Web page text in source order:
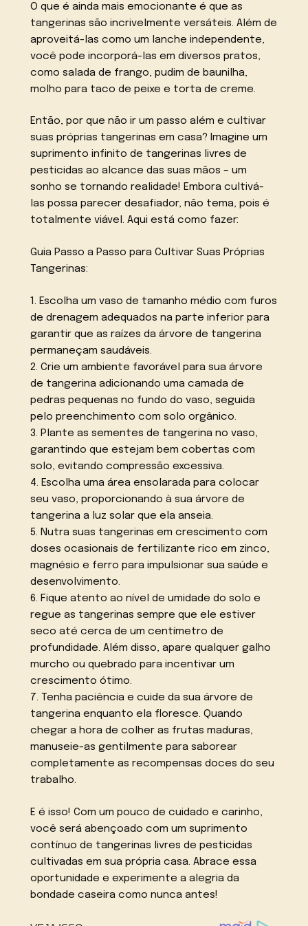
O que é ainda mais emocionante é que as
tangerinas são incrivelmente versáteis. Além de
aproveitá-las como um lanche independente,
você pode incorporá-las em diversos pratos,
como salada de frango, pudim de baunilha,
molho para taco de peixe e torta de creme.
Então, por que não ir um passo além e cultivar
suas próprias tangerinas em casa? Imagine um
suprimento infinito de tangerinas livres de
pesticidas ao alcance das suas mãos – um
sonho se tornando realidade! Embora cultivá-
las possa parecer desafiador, não tema, pois é
totalmente viável. Aqui está como fazer:
Guia Passo a Passo para Cultivar Suas Próprias
Tangerinas:
1. Escolha um vaso de tamanho médio com furos
de drenagem adequados na parte inferior para
garantir que as raízes da árvore de tangerina
permaneçam saudáveis.
2. Crie um ambiente favorável para sua árvore
de tangerina adicionando uma camada de
pedras pequenas no fundo do vaso, seguida
pelo preenchimento com solo orgânico.
3. Plante as sementes de tangerina no vaso,
garantindo que estejam bem cobertas com
solo, evitando compressão excessiva.
4. Escolha uma área ensolarada para colocar
seu vaso, proporcionando à sua árvore de
tangerina a luz solar que ela anseia.
5. Nutra suas tangerinas em crescimento com
doses ocasionais de fertilizante rico em zinco,
magnésio e ferro para impulsionar sua saúde e
desenvolvimento.
6. Fique atento ao nível de umidade do solo e
regue as tangerinas sempre que ele estiver
seco até cerca de um centímetro de
profundidade. Além disso, apare qualquer galho
murcho ou quebrado para incentivar um
crescimento ótimo.
7. Tenha paciência e cuide da sua árvore de
tangerina enquanto ela floresce. Quando
chegar a hora de colher as frutas maduras,
manuseie-as gentilmente para saborear
completamente as recompensas doces do seu
trabalho.
E é isso! Com um pouco de cuidado e carinho,
você será abençoado com um suprimento
contínuo de tangerinas livres de pesticidas
cultivadas em sua própria casa. Abrace essa
oportunidade e experimente a alegria da
bondade caseira como nunca antes!